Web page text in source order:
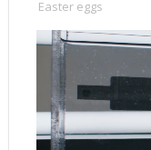
Easter eggs